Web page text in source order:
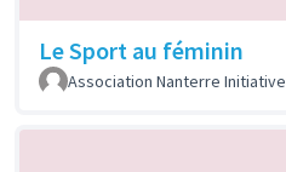
Le Sport au féminin
Association Nanterre Initiative